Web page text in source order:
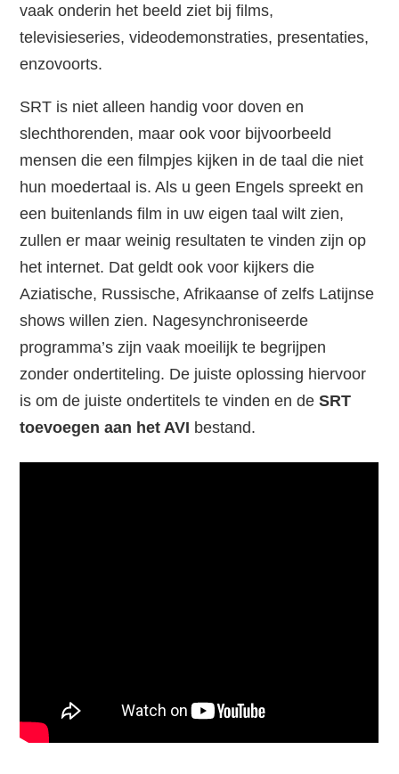
vaak onderin het beeld ziet bij films,
televisieseries, videodemonstraties, presentaties,
enzovoorts.
SRT is niet alleen handig voor doven en
slechthorenden, maar ook voor bijvoorbeeld
mensen die een filmpjes kijken in de taal die niet
hun moedertaal is. Als u geen Engels spreekt en
een buitenlands film in uw eigen taal wilt zien,
zullen er maar weinig resultaten te vinden zijn op
het internet. Dat geldt ook voor kijkers die
Aziatische, Russische, Afrikaanse of zelfs Latijnse
shows willen zien. Nagesynchroniseerde
programma’s zijn vaak moeilijk te begrijpen
zonder ondertiteling. De juiste oplossing hiervoor
is om de juiste ondertitels te vinden en deSRT
toevoegen aan het AVI bestand.